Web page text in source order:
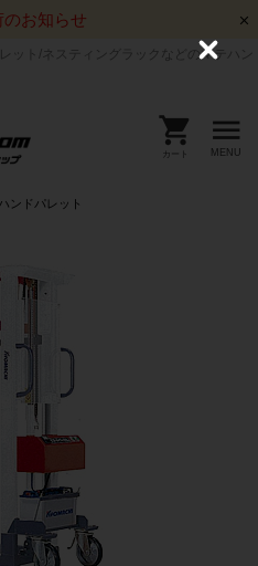
お知らせ
ット/ネスティングラックなどのマテハン
カート MENU
ンドパレット
C
e